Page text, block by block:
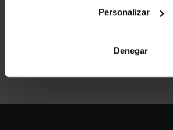
Personalizar
Denegar
tradición y la música popular electrónica.